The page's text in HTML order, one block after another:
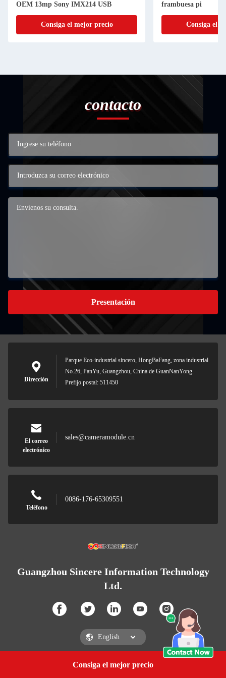
Consiga el mejor precio
OEM 13mp Sony IMX214 USB
Consiga el mejor precio
frambuesa pi
Consiga el
contacto
Presentación
Dirección
Parque Eco-industrial sincero, HongBaFang, zona industrial
No.26, PanYu, Guangzhou, China de GuanNanYong.
Prefijo postal: 511450
El correo
electrónico
sales@cameramodule.cn
Teléfono
0086-176-65309551
Guangzhou Sincere Information Technology
Ltd.
Guangzhou Sincere Information Technology Ltd.
Consigue una cotización